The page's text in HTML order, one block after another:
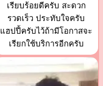
เรียบร้อยดีครับ สะดวก
รวดเร็ว ประทับใจครับ
แฮปปี้ครับไว้ถ้ามีโอกาสจะ
เรียกใช้บริการอีกครับ